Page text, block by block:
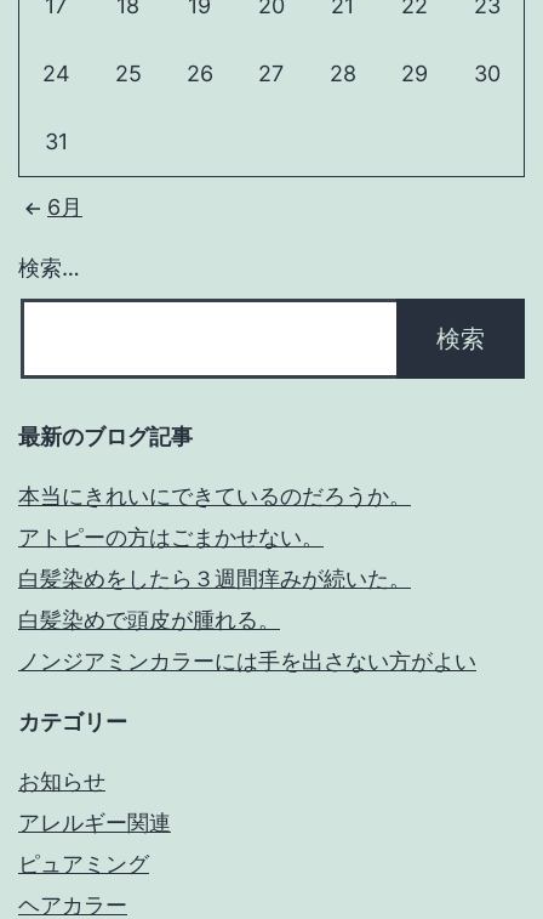
17 18 19 20 21 22 23
24 25 26 27 28 29 30
31
6月
検索…
最新のブログ記事
本当にきれいにできているのだろうか。
アトピーの方はごまかせない。
白髪染めをしたら３週間痒みが続いた。
白髪染めで頭皮が腫れる。
ノンジアミンカラーには手を出さない方がよい
カテゴリー
お知らせ
アレルギー関連
ピュアミング
ヘアカラー